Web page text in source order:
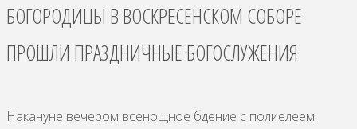
БОГОРОДИЦЫ В ВОСКРЕСЕНСКОМ СОБОРЕ
ПРОШЛИ ПРАЗДНИЧНЫЕ БОГОСЛУЖЕНИЯ
Накануне вечером всенощное бдение с полиелеем